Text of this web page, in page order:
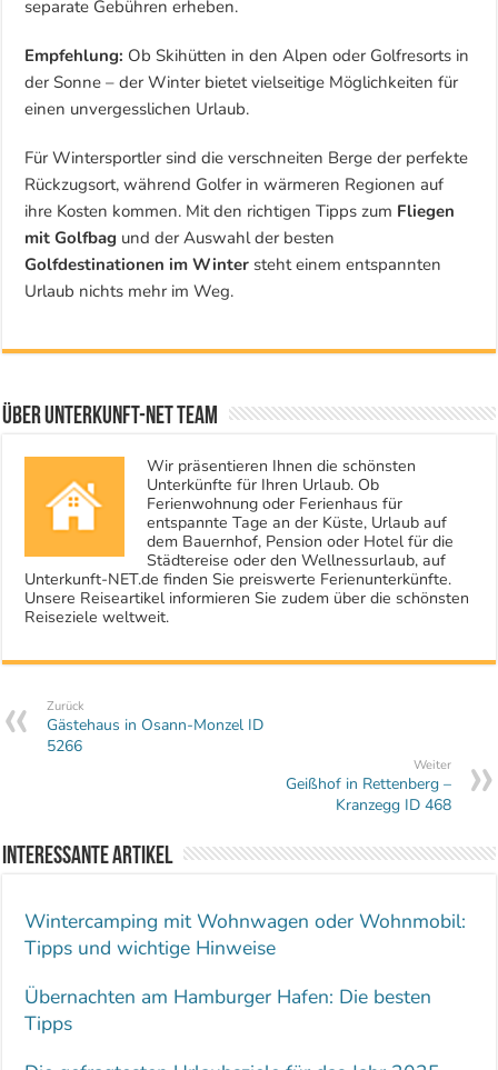
separate Gebühren erheben.
Empfehlung: Ob Skihütten in den Alpen oder Golfresorts in
der Sonne – der Winter bietet vielseitige Möglichkeiten für
einen unvergesslichen Urlaub.
Für Wintersportler sind die verschneiten Berge der perfekte
Rückzugsort, während Golfer in wärmeren Regionen auf
ihre Kosten kommen. Mit den richtigen Tipps zum Fliegen
mit Golfbag und der Auswahl der besten
Golfdestinationen im Winter steht einem entspannten
Urlaub nichts mehr im Weg.
Über Unterkunft-NET Team
Wir präsentieren Ihnen die schönsten
Unterkünfte für Ihren Urlaub. Ob
Ferienwohnung oder Ferienhaus für
entspannte Tage an der Küste, Urlaub auf
dem Bauernhof, Pension oder Hotel für die
Städtereise oder den Wellnessurlaub, auf
Unterkunft-NET.de finden Sie preiswerte Ferienunterkünfte.
Unsere Reiseartikel informieren Sie zudem über die schönsten
Reiseziele weltweit.
Zurück
Gästehaus in Osann-Monzel ID
5266
Weiter
Geißhof in Rettenberg –
Kranzegg ID 468
Interessante Artikel
Wintercamping mit Wohnwagen oder Wohnmobil:
Tipps und wichtige Hinweise
Übernachten am Hamburger Hafen: Die besten
Tipps